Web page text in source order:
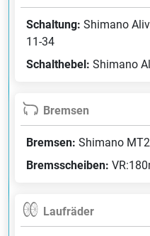
Schaltung: Shimano
11-34
Schalthebel: Shimano
Bremsen
Bremsen: Shimano
Bremsscheiben:
Laufräder